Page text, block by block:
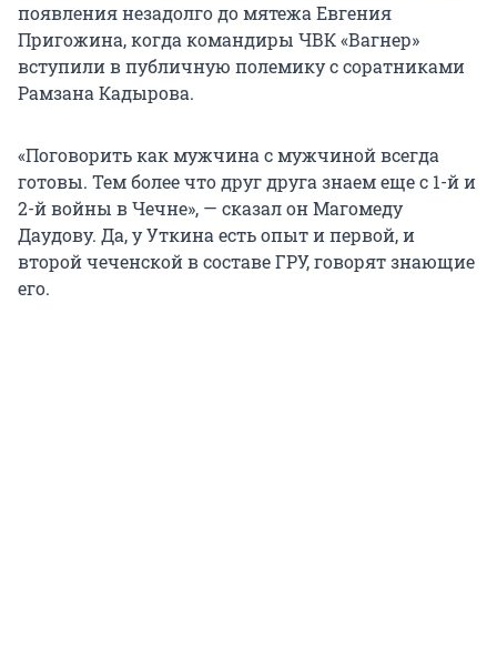
появления незадолго до мятежа Евгения
Пригожина, когда командиры ЧВК «Вагнер»
вступили в публичную полемику с соратниками
Рамзана Кадырова.
«Поговорить как мужчина с мужчиной всегда
готовы. Тем более что друг друга знаем еще с 1-й и
2-й войны в Чечне», — сказал он Магомеду
Даудову. Да, у Уткина есть опыт и первой, и
второй чеченской в составе ГРУ, говорят знающие
его.